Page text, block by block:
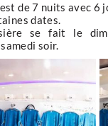
de 7 nuits avec 6
dates.
se fait le
soir.